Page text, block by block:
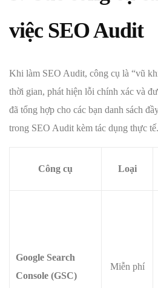
việc SEO Audit
Khi làm SEO Audit, công cụ là “vũ
thời gian, phát hiện lỗi chính xác và
đã tổng hợp cho các bạn danh sách
trong SEO Audit kèm tác dụng thực tế.
Công cụ Loại
Google Search
Console (GSC)
Miễn phí